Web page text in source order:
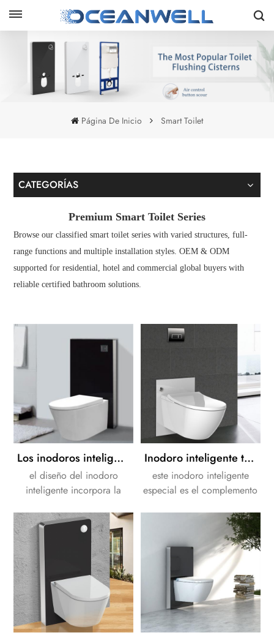
Página De Inicio Smart Toilet
CATEGORÍAS
Premium Smart Toilet Series
Browse our classified smart toilet series with varied structures, full-
range functions and multiple installation styles. OEM & ODM
supported for residential, hotel and commercial global buyers with
reliable certified bathroom solutions.
Los inodoros inteligentes combinan las mejores características de los inodoros cerámicos tradicionales de alta calidad con las innovaciones de los inodoros modernos y avanzados.
el diseño del inodoro
inteligente incorpora la
incorporada. mantener un
inodoro limpio nunca ha
sido tan fácil con una gama
de funciones de limpieza
inteligentes disponibles.
Inodoro inteligente todo en uno de gama alta
este inodoro inteligente
especial es el complemento